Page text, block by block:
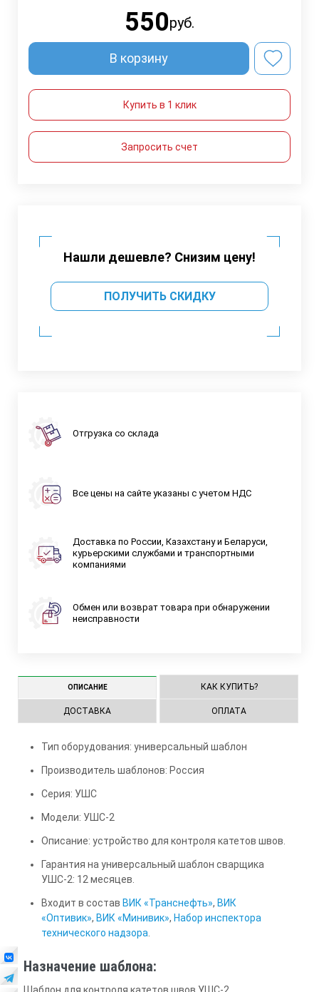
550руб.
В корзину
Купить в 1 клик
Запросить счет
Нашли дешевле? Снизим цену!
ПОЛУЧИТЬ СКИДКУ
Отгрузка со склада
Все цены на сайте указаны с учетом НДС
Доставка по России, Казахстану и Беларуси,
курьерскими службами и транспортными
компаниями
Обмен или возврат товара при обнаружении
неисправности
ОПИСАНИЕ КАК КУПИТЬ?
ДОСТАВКА ОПЛАТА
Тип оборудования: универсальный шаблон
Производитель шаблонов: Россия
Серия: УШС
Модели: УШС-2
Описание: устройство для контроля катетов швов.
Гарантия на универсальный шаблон сварщика
УШС-2: 12 месяцев.
Входит в состав ВИК «Транснефть», ВИК
«Оптивик», ВИК «Минивик», Набор инспектора
технического надзора
Назначение шаблона: